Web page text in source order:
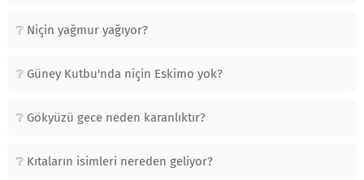
Niçin yağmur yağıyor?
Güney Kutbu'nda niçin Eskimo yok?
Gökyüzü gece neden karanlıktır?
Kıtaların isimleri nereden geliyor?